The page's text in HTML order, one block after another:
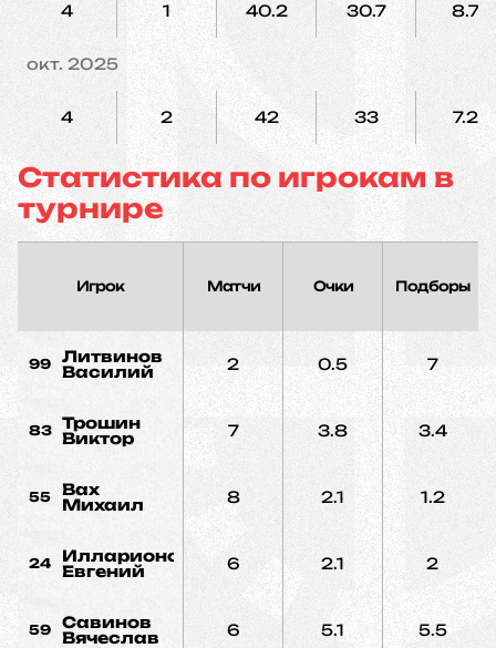
4 1 40.2 30.7 8.7
окт. 2025
4 2 42 33 7.2
Статистика по игрокам в
турнире
Игрок Матчи Очки Подборы
99
Литвинов
Василий
2 0.5 7
83
Трошин
Виктор
7 3.8 3.4
55
Вах
Михаил
8 2.1 1.2
24
Илларионов
Евгений
6 2.1 2
59
Савинов
Вячеслав
6 5.1 5.5